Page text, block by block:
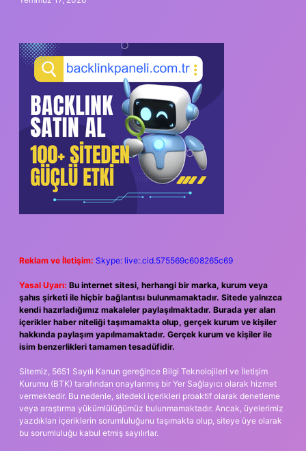
Reklam ve İletişim: Skype: live:.cid.575569c608265c69
Yasal Uyarı: Bu internet sitesi, herhangi bir marka, kurum veya
şahıs şirketi ile hiçbir bağlantısı bulunmamaktadır. Sitede yalnızca
kendi hazırladığımız makaleler paylaşılmaktadır. Burada yer alan
içerikler haber niteliği taşımamakta olup, gerçek kurum ve kişiler
hakkında paylaşım yapılmamaktadır. Gerçek kurum ve kişiler ile
isim benzerlikleri tamamen tesadüfidir.
Sitemiz, 5651 Sayılı Kanun gereğince Bilgi Teknolojileri ve İletişim
Kurumu (BTK) tarafından onaylanmış bir Yer Sağlayıcı olarak hizmet
vermektedir. Bu nedenle, sitedeki içerikleri proaktif olarak denetleme
veya araştırma yükümlülüğümüz bulunmamaktadır. Ancak, üyelerimiz
yazdıkları içeriklerin sorumluluğunu taşımakta olup, siteye üye olarak
bu sorumluluğu kabul etmiş sayılırlar.